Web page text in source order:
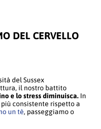
DEL CERVELLO
del Sussex
il nostro battito
e lo stress diminuisca. In
consistente rispetto a
un tè, passeggiamo o